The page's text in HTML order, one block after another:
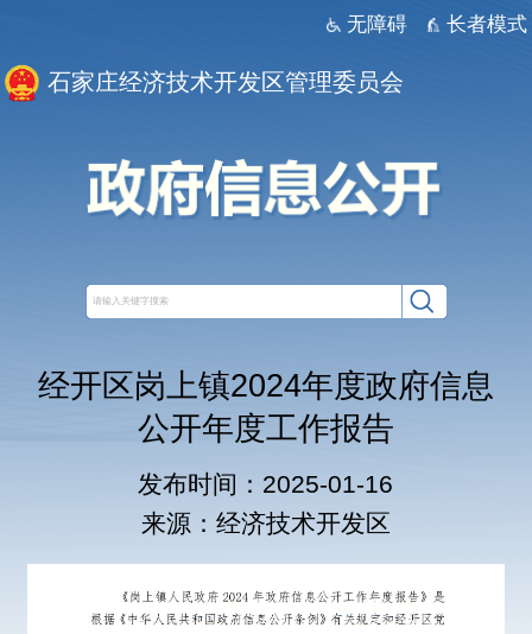
无障碍 长者模式
石家庄经济技术开发区管理委员会
经开区岗上镇2024年度政府信息
公开年度工作报告
发布时间：2025-01-16
来源：经济技术开发区